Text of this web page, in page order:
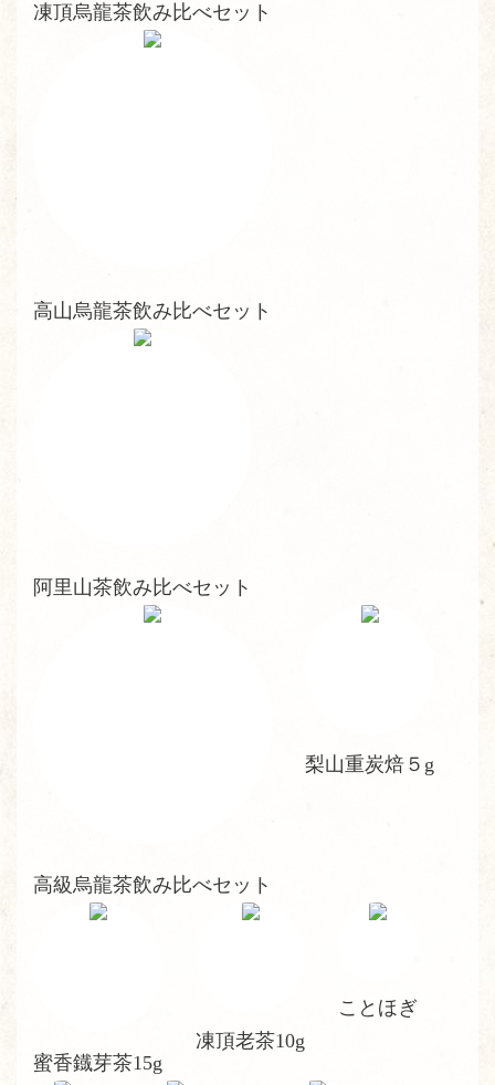
凍頂烏龍茶飲み比べセット
高山烏龍茶飲み比べセット
阿里山茶飲み比べセット
高級烏龍茶飲み比べセット
梨山重炭焙５g
蜜香鐡芽茶15g
凍頂老茶10g
ことほぎ